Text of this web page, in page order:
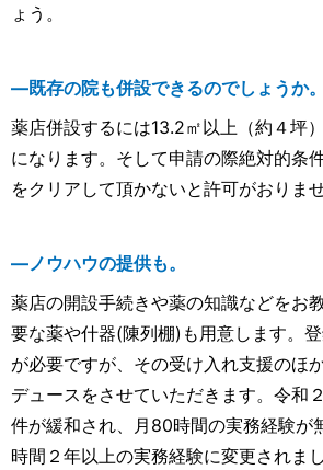
ょう。
―既存の院も併設できるのでしょうか。
薬店併設するには13.2㎡以上（約４坪
になります。そして申請の際絶対的条
をクリアして頂かないと許可がおりませ
―ノウハウの提供も。
薬店の開設手続きや薬の知識などをお
要な薬や什器(陳列棚)も用意します。
が必要ですが、その受け入れ支援のほ
デュースをさせていただきます。令和
件が緩和され、月80時間の実務経験が
時間２年以上の実務経験に変更されま